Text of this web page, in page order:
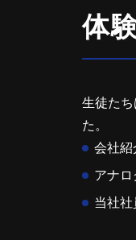
体
生徒た
た。
会社紹
アナロ
当社社